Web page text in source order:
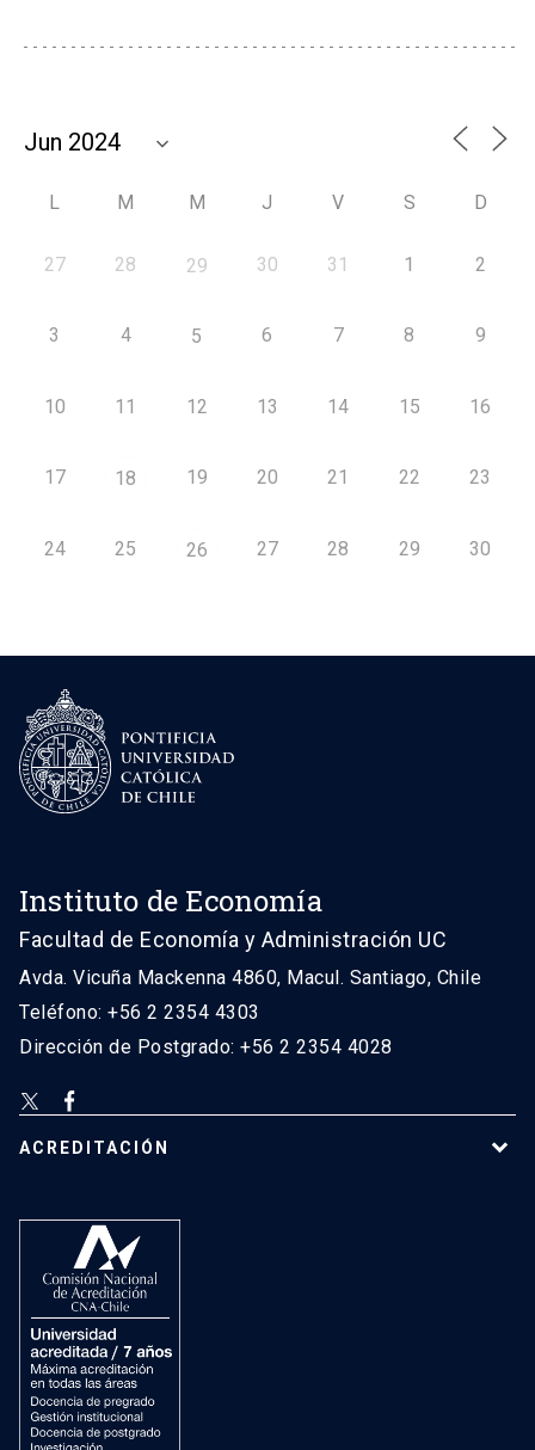
L M M J V S D
27 28 29 30 31 1 2
3 4 5 6 7 8 9
10 11 12 13 14 15 16
17 18 19 20 21 22 23
24 25 26 27 28 29 30
Instituto de Economía
Facultad de Economía y Administración UC
Avda. Vicuña Mackenna 4860, Macul. Santiago, Chile
Teléfono: +56 2 2354 4303
Dirección de Postgrado: +56 2 2354 4028
ACREDITACIÓN